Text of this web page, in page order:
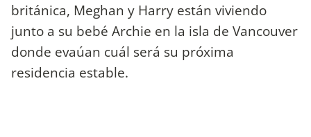
británica, Meghan y Harry están viviendo
junto a su bebé Archie en la isla de Vancouver
donde evaúan cuál será su próxima
residencia estable.